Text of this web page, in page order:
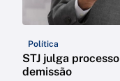
Política
STJ julga
demissão